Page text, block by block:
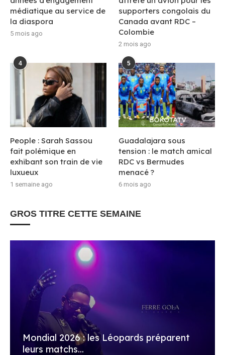
médiatique au service de
la diaspora
5 mois ago
supporters congolais du
Canada avant RDC –
Colombie
2 mois ago
4
People : Sarah Sassou
fait polémique en
exhibant son train de vie
luxueux
1 semaine ago
5
Guadalajara sous
tension : le match amical
RDC vs Bermudes
menacé ?
6 mois ago
GROS TITRE CETTE SEMAINE
Mondial 2026 : les Léopards préparent
leurs matchs...